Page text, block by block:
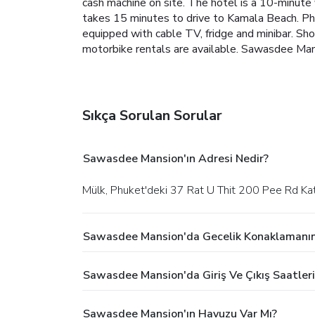
takes 15 minutes to drive to Kamala Beach.
equipped with cable TV, fridge and minibar.
motorbike rentals are available. Sawasdee
Sıkça Sorulan Sorular
Sawasdee Mansion'ın Adresi Nedir?
Mülk, Phuket'deki 37 Rat U Thit 200 Pee Rd
Sawasdee Mansion'da Gecelik
Sawasdee Mansion'da Giriş Ve Çıkış
Sawasdee Mansion'ın Havuzu Var Mı?